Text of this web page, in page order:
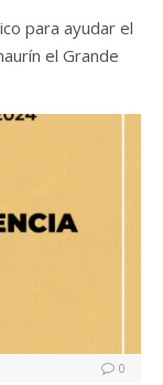
para ayudar el
el Grande
0